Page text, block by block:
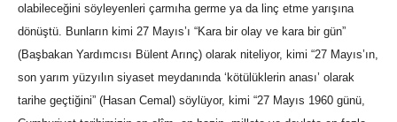
olabileceğini söyleyenleri çarmıha germe ya da linç etme yarışına
dönüştü. Bunların kimi 27 Mayıs’ı “Kara bir olay ve kara bir gün”
(Başbakan Yardımcısı Bülent Arınç) olarak niteliyor, kimi “27 Mayıs’ın,
son yarım yüzyılın siyaset meydanında ‘kötülüklerin anası’ olarak
tarihe geçtiğini” (Hasan Cemal) söylüyor, kimi “27 Mayıs 1960 günü,